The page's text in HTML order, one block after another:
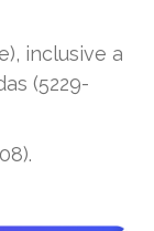
inclusive a
(5229-